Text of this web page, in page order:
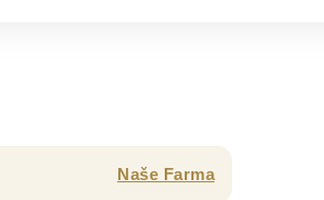
Naše Farma